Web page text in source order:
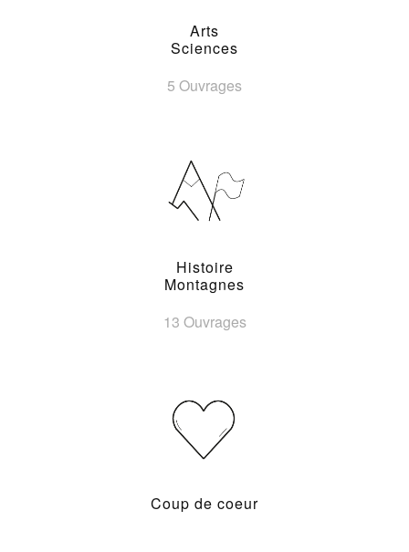
Arts
Sciences
5 Ouvrages
Histoire
Montagnes
13 Ouvrages
Coup de coeur